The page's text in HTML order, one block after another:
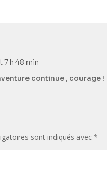
7 h 48 min
continue , courage !
sont indiqués avec *